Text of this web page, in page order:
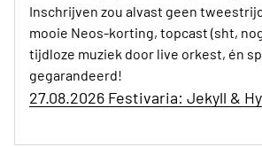
Inschrijven zou alvast geen
mooie Neos-korting, topcast (sht,
tijdloze muziek door live orkest, én
gegarandeerd!
27.08.2026 Festivaria: Jekyll &